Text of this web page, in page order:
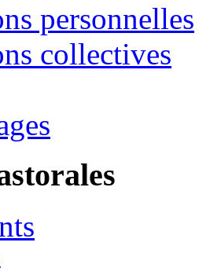
personnelles
collectives